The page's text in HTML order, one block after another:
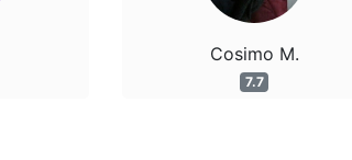
Cosimo M.
7.7